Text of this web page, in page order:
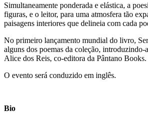
Simultaneamente ponderada e elástica, a
figuras, e o leitor, para uma atmosfera tão
paisagens interiores que delineia com cada
No primeiro lançamento mundial do livro,
alguns dos poemas da coleção, introduzindo-
Alice dos Reis, co-editora da Pântano Books.
O evento será conduzido em inglês.
Bio